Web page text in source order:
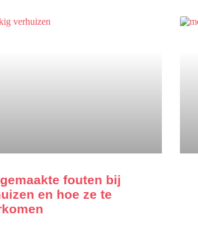
fouten bij
en hoe ze te